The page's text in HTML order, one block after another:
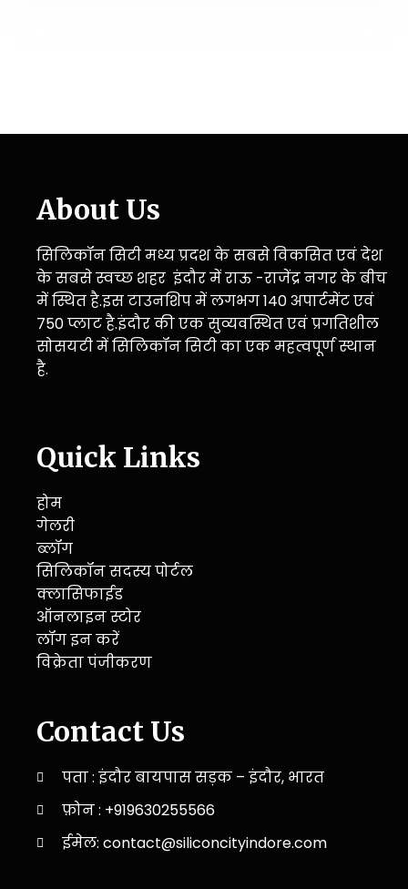
About Us
सिलिकॉन सिटी मध्य प्रदश के सबसे विकसित एवं देश
के सबसे स्वच्छ शहर इंदौर में राऊ -राजेंद्र नगर के बीच
में स्थित है.इस टाउनशिप में लगभग 140 अपार्टमेंट एवं
750 प्लाट है.इंदौर की एक सुव्यवस्थित एवं प्रगतिशील
सोसयटी में सिलिकॉन सिटी का एक महत्वपूर्ण स्थान
है.
Quick Links
होम
गेलरी
ब्लॉग
सिलिकॉन सदस्य पोर्टल
क्लासिफाईड
ऑनलाइन स्टोर
लॉग इन करें
विक्रेता पंजीकरण
Contact Us
पता : इंदौर बायपास सड़क – इंदौर, भारत
फ़ोन : +919630255566
ईमेल: contact@siliconcityindore.com